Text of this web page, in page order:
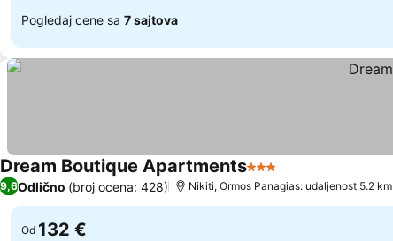
Pogledaj cene sa 7 sajtova
Dream Boutique Apartments3 Zvezdice
9,6Odlično (broj ocena: 428) Nikiti, Ormos Panagias: udaljenost 5.2 km
Od 132 €